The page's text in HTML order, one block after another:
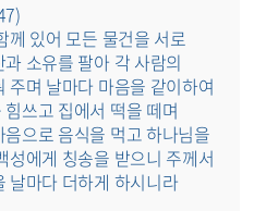
께 있어 모든 물건을 서로
소유를 팔아 각 사람의
주며 날마다 마음을 같이하여
쓰고 집에서 떡을 떼며
으로 음식을 먹고 하나님을
성에게 칭송을 받으니 주께서
날마다 더하게 하시니라